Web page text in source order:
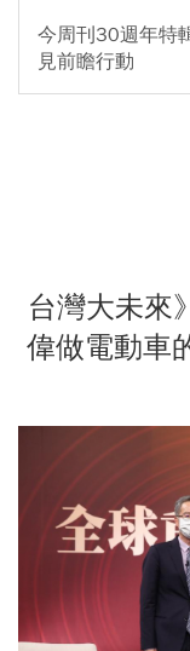
今周刊30週年特
見前瞻行動
台灣大未來
偉做電動車